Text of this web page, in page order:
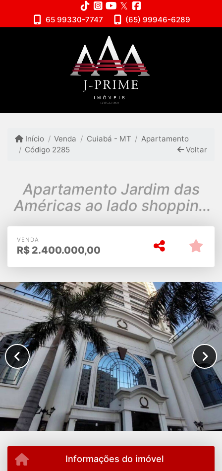
65 99330-7747 (65) 99946-6289
Início Venda Cuiabá - MT
Apartamento
Código 2285
Voltar
Apartamento Jardim das
Américas ao lado shopping
3 Américas América
VENDA
R$ 2.400.000,00
Informações do imóvel